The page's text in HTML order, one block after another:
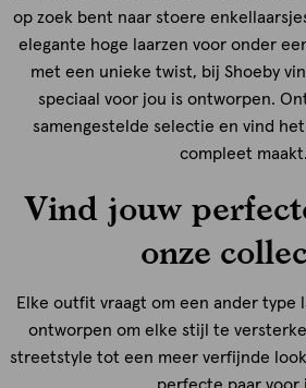
op zoek bent naar stoere
elegante hoge laarzen voor onder
met een unieke twist, bij Shoeby
speciaal voor jou is ontworpen.
samengestelde selectie en vind
compleet maakt.
Vind jouw
onze
Elke outfit vraagt om een ander type
ontworpen om elke stijl te
streetstyle tot een meer verfijnde
perfecte paar voor